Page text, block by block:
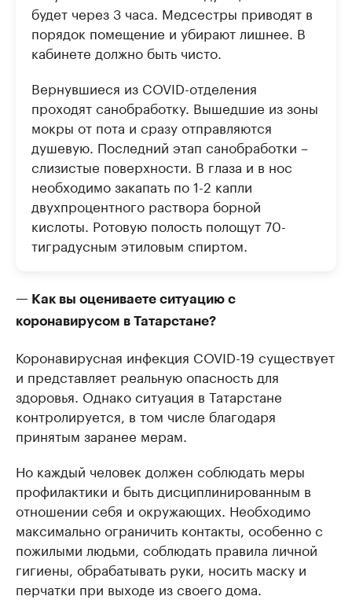
будет через 3 часа. Медсестры приводят в
порядок помещение и убирают лишнее. В
кабинете должно быть чисто.
Вернувшиеся из COVID-отделения
проходят санобработку. Вышедшие из зоны
мокры от пота и сразу отправляются
душевую. Последний этап санобработки –
слизистые поверхности. В глаза и в нос
необходимо закапать по 1-2 капли
двухпроцентного раствора борной
кислоты. Ротовую полость полощут 70-
тиградусным этиловым спиртом.
— Как вы оцениваете ситуацию с
коронавирусом в Татарстане?
Коронавирусная инфекция COVID-19 существует
и представляет реальную опасность для
здоровья. Однако ситуация в Татарстане
контролируется, в том числе благодаря
принятым заранее мерам.
Но каждый человек должен соблюдать меры
профилактики и быть дисциплинированным в
отношении себя и окружающих. Необходимо
максимально ограничить контакты, особенно с
пожилыми людьми, соблюдать правила личной
гигиены, обрабатывать руки, носить маску и
перчатки при выходе из своего дома.